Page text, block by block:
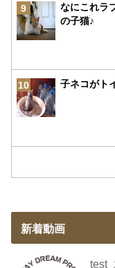
9
なにこれラ
の子猫♪
10 子ネコがト
新着動画
test